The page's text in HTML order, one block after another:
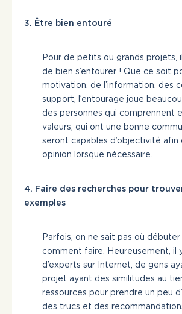
3. Être bien entouré
Pour de petits ou grands projets,
de bien s’entourer ! Que ce soit
motivation, de l’information, des
support, l’entourage joue
des personnes qui comprennent
valeurs, qui ont une bonne
seront capables d’objectivité afin
opinion lorsque nécessaire.
4. Faire des recherches pour
exemples
Parfois, on ne sait pas où
comment faire. Heureusement, il
d’experts sur Internet, de gens
projet ayant des similitudes au
ressources pour prendre un peu
des trucs et des